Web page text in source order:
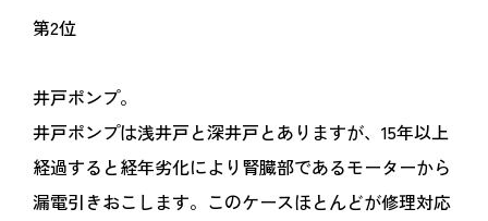
第2位
井戸ポンプ。
井戸ポンプは浅井戸と深井戸とありますが、15年以上
経過すると経年劣化により腎臓部であるモーターから
漏電引きおこします。このケースほとんどが修理対応